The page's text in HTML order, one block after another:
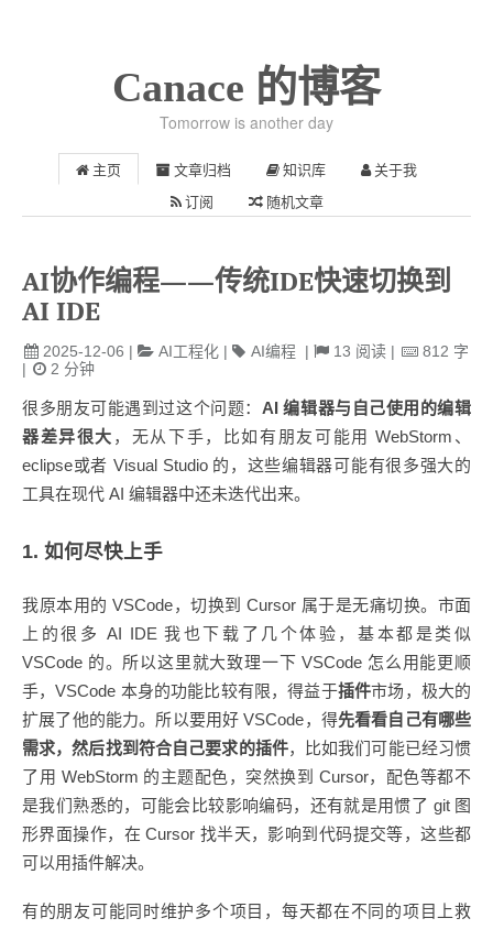
Canace 的博客
Tomorrow is another day
主页 文章归档 知识库 关于我
订阅 随机文章
AI协作编程——传统IDE快速切换到
AI IDE
2025-12-06 | AI工程化 | AI编程 | 13 阅读 | 812 字
|
2 分钟
很多朋友可能遇到过这个问题： AI 编辑器与自己使用的编辑
器差异很大 ，无从下手，比如有朋友可能用 WebStorm、
eclipse或者 Visual Studio 的，这些编辑器可能有很多强大的
工具在现代 AI 编辑器中还未迭代出来。
1. 如何尽快上手
我原本用的 VSCode，切换到 Cursor 属于是无痛切换。市面
上的很多 AI IDE 我也下载了几个体验，基本都是类似
VSCode 的。所以这里就大致理一下 VSCode 怎么用能更顺
手，VSCode 本身的功能比较有限，得益于插件市场，极大的
扩展了他的能力。所以要用好 VSCode，得先看看自己有哪些
需求，然后找到符合自己要求的插件，比如我们可能已经习惯
了用 WebStorm 的主题配色，突然换到 Cursor，配色等都不
是我们熟悉的，可能会比较影响编码，还有就是用惯了 git 图
形界面操作，在 Cursor 找半天，影响到代码提交等，这些都
可以用插件解决。
有的朋友可能同时维护多个项目，每天都在不同的项目上救